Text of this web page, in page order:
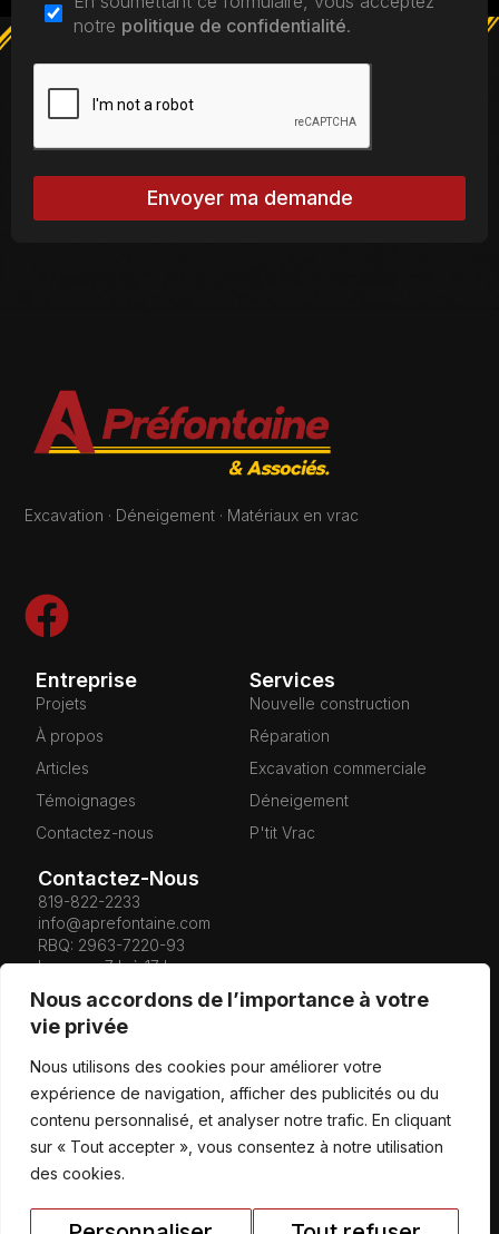
Nous accordons de l’importance à votre
vie privée
Nous utilisons des cookies pour améliorer votre
expérience de navigation, afficher des publicités ou du
contenu personnalisé, et analyser notre trafic. En cliquant
sur « Tout accepter », vous consentez à notre utilisation
des cookies.
notre politique de confidentialité.
Envoyer ma demande
Excavation · Déneigement · Matériaux en vrac
Entreprise
Projets
À propos
Articles
Témoignages
Contactez-nous
Services
Nouvelle construction
Réparation
Excavation commerciale
Déneigement
P'tit Vrac
Contactez-Nous
819-822-2233
info@aprefontaine.com
RBQ: 2963-7220-93
Lun–ven 7 h à 17 h
Sam 8 h à 12 h
Mai à Octobre
sam 7 h 30 à 12 h
dim fermé
1900, chemin Bel-
Horizon, Canton de
Hatley (Qc) J0B 2C0